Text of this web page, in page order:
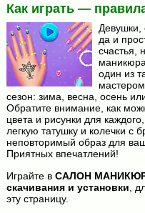
Как играть —
да и
счастья,
один из
сезон: зима, весна, осень
Обратите внимание, как
цвета и рисунки для
легкую татушку и колечки с
неповторимый образ для
Приятных впечатлений!
Играйте в САЛОН
скачивания и установки ,
эту страницу.